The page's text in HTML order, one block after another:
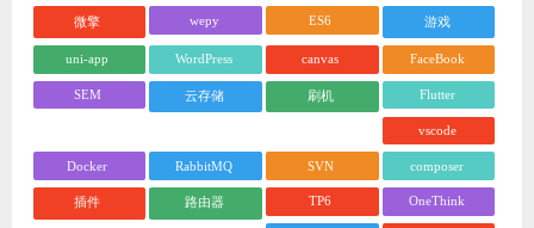
微擎 wepy ES6 游戏
uni-app WordPress canvas FaceBook
SEM 云存储 刷机 Flutter
vscode
Docker RabbitMQ SVN composer
插件 路由器 TP6 OneThink